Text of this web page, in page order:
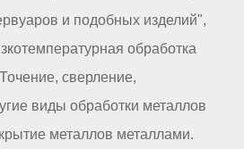
и подобных изделий",
обработка
сверление,
виды обработки металлов
металлов металлами.